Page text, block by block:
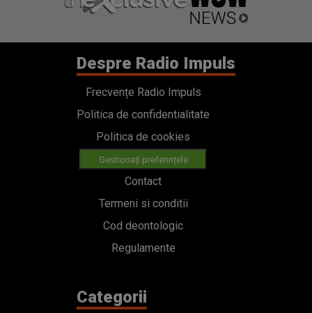
Despre Radio Impuls
Frecvențe Radio Impuls
Politica de confidentialitate
Politica de cookies
Gestionați preferințele
Contact
Termeni si conditii
Cod deontologic
Regulamente
Categorii